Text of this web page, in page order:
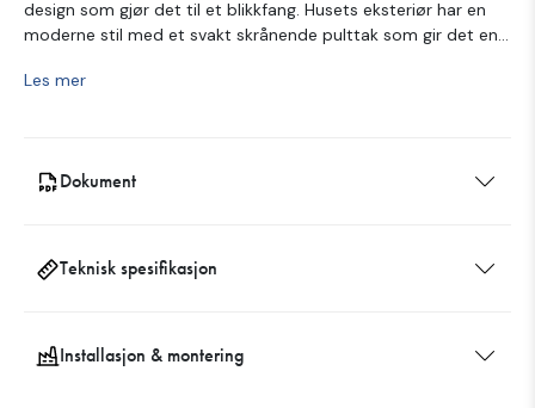
design som gjør det til et blikkfang. Husets eksteriør har en
moderne stil med et svakt skrånende pulttak som gir det en
takket være store vinduspartier og en imponerende takhøyde
Les mer
Dokument
Teknisk spesifikasjon
Installasjon & montering